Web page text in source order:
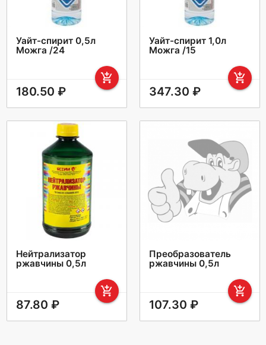
Уайт-спирит 0,5л
Можга /24
add_shopping_cart
180.50 ₽
Уайт-спирит 1,0л
Можга /15
add_shopping_cart
347.30 ₽
Нейтрализатор
ржавчины 0,5л
add_shopping_cart
87.80 ₽
Преобразователь
ржавчины 0,5л
add_shopping_cart
107.30 ₽